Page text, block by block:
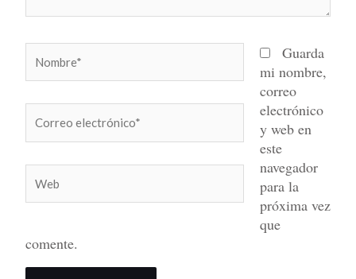
electrónico*
Guarda
mi nombre,
correo
electrónico
y web en
este
navegador
para la
próxima vez
que
comente.